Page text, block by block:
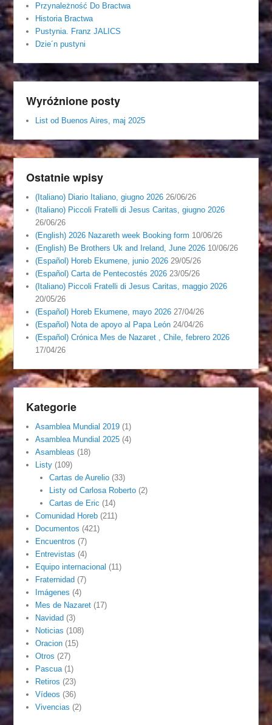
Przynależność Do Bractwa
Historia Bractwa
Pustynia. Franz JALICS
Dzie´n pustyni
Wyróżnione posty
List od Buenos Aires, maj 2025
Ostatnie wpisy
(Italiano) Diario Italiano, giugno 2026 26/06/26
(Italiano) Piccoli Fratelli di Jesus Caritas, giugno 2026
26/06/26
(English) 2026 Nazareth week Booking form 10/06/26
(English) Be Brothers Uk and Ireland, June 2026 10/06/26
(Español) Horeb Ekumene, junio 2026 29/05/26
(Español) Carta de Pentecostés 2026 23/05/26
(Italiano) Piccoli Fratelli di Jesus Caritas, maggio 2026
20/05/26
(Español) Horeb Ekumene, mayo 2026 27/04/26
(Español) Nota de apoyo al Papa León 24/04/26
(Español) Crónica Mes de Nazaret , Chile, febrero 2026
17/04/26
Kategorie
Asamblea Mundial 2019 (1)
Asamblea Mundial 2025 (4)
Asambleas (18)
Listy (109)
Cartas de Aurelio(33)
Listy od Carlosa Roberto(2)
Cartas de Eric (14)
Comunidad Horeb (211)
Documentos (421)
Encuentros (7)
Entrevistas (4)
Equipo internacional (11)
Fraternidad (7)
Imágenes (4)
Mes de Nazaret (17)
Navidad (3)
Noticias (108)
Oracion (15)
Otros (27)
Pascua (1)
Retiros (23)
Vídeos (36)
Vivencias (2)